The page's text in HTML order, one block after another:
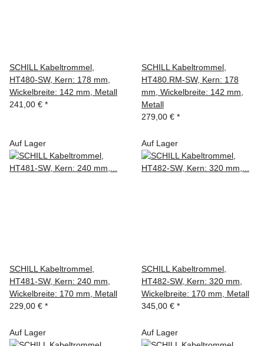
SCHILL Kabeltrommel,
HT480-SW, Kern: 178 mm,
Wickelbreite: 142 mm, Metall
241,00 € *
SCHILL Kabeltrommel,
HT480.RM-SW, Kern: 178
mm, Wickelbreite: 142 mm,
Metall
279,00 € *
Auf Lager
SCHILL Kabeltrommel,
HT481-SW, Kern: 240 mm,
Wickelbreite: 170 mm, Metall
229,00 € *
Auf Lager
SCHILL Kabeltrommel,
HT482-SW, Kern: 320 mm,
Wickelbreite: 170 mm, Metall
345,00 € *
Auf Lager Auf Lager